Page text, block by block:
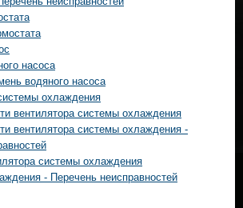
насоса
водяного насоса
охлаждения
вентилятора системы охлаждения
вентилятора системы охлаждения -
системы охлаждения
- Перечень неисправностей